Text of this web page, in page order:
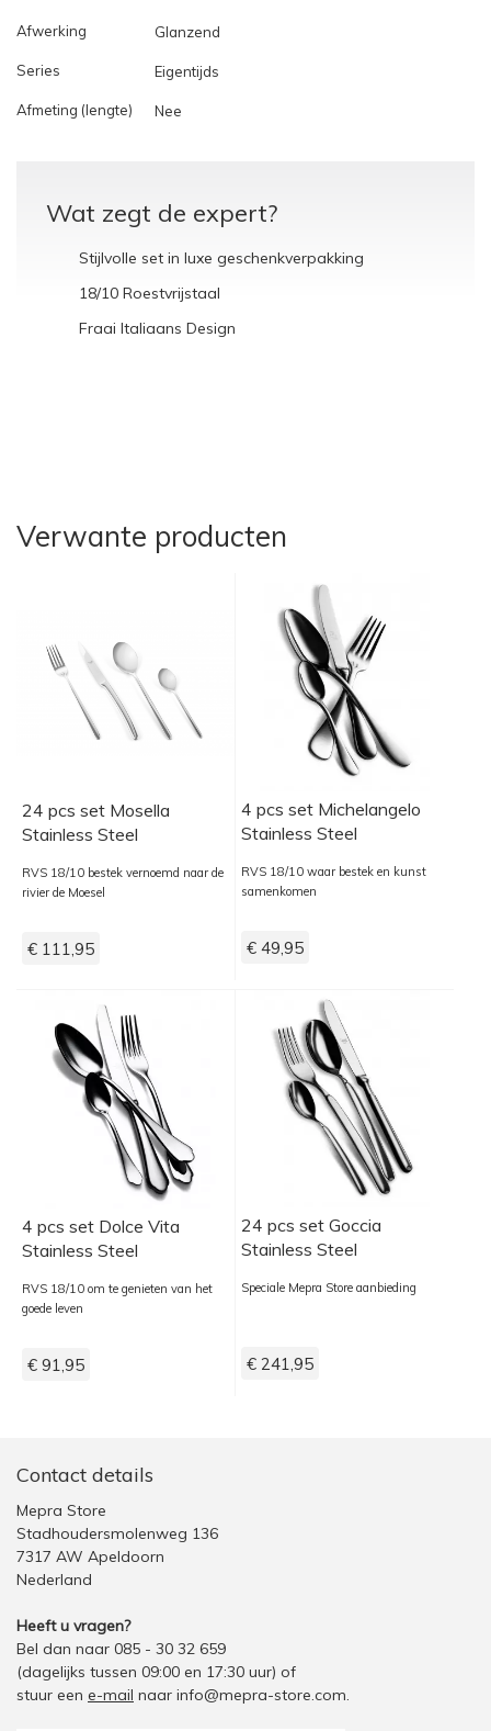
Afwerking Glanzend
Series Eigentijds
Afmeting (lengte) Nee
Wat zegt de expert?
Stijlvolle set in luxe geschenkverpakking
18/10 Roestvrijstaal
Fraai Italiaans Design
Verwante producten
24 pcs set Mosella
Stainless Steel
RVS 18/10 bestek vernoemd naar de
rivier de Moesel
€ 111,95
4 pcs set Michelangelo
Stainless Steel
RVS 18/10 waar bestek en kunst
samenkomen
€ 49,95
4 pcs set Dolce Vita
Stainless Steel
RVS 18/10 om te genieten van het
goede leven
€ 91,95
24 pcs set Goccia
Stainless Steel
Speciale Mepra Store aanbieding
€ 241,95
Contact details
Mepra Store
Stadhoudersmolenweg 136
7317 AW Apeldoorn
Nederland
Heeft u vragen?
Bel dan naar 085 - 30 32 659
(dagelijks tussen 09:00 en 17:30 uur) of
stuur een e-mail naar info@mepra-store.com.